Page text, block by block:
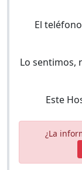
El
Lo sentimos,
Este
¿La